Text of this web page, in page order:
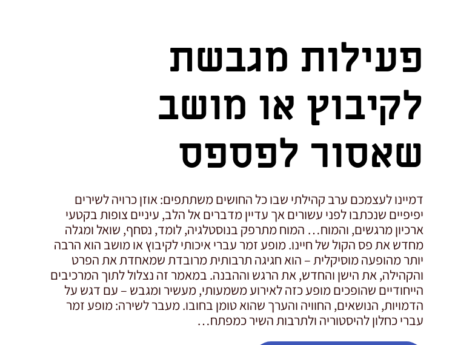
פעילות מגבשת
לקיבוץ או מושב
שאסור לפספס
דמיינו לעצמכם ערב קהילתי שבו כל החושים משתתפים: אוזן כרויה לשירים
יפיפיים שנכתבו לפני עשורים אך עדיין מדברים אל הלב, עיניים צופות בקטעי
ארכיון מרגשים, והמוח… המוח מתרפק בנוסטלגיה, לומד, נסחף, שואל ומגלה
מחדש את פס הקול של חיינו. מופע זמר עברי איכותי לקיבוץ או מושב הוא הרבה
יותר מהופעה מוסיקלית – הוא חגיגה תרבותית מרובדת שמאחדת את הפרט
והקהילה, את הישן והחדש, את הרגש וההבנה. במאמר זה נצלול לתוך המרכיבים
הייחודיים שהופכים מופע כזה לאירוע משמעותי, מעשיר ומגבש – עם דגש על
הדמויות, הנושאים, החוויה והערך שהוא טומן בחובו. מעבר לשירה: מופע זמר
עברי כחלון להיסטוריה ולתרבות השיר כמפתח…